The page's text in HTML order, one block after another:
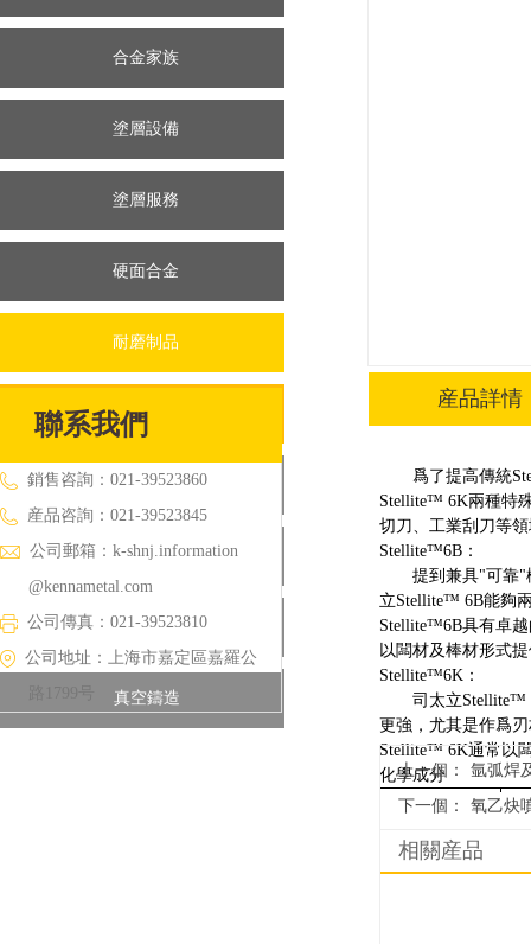
合金家族
塗層設備
塗層服務
硬面合金
耐磨制品
鍛造産品
粉末冶金
精密鑄造
離心鑄造
真空鑄造
爲了提高傳統
Stellite™ 6K兩種特
切刀、工業刮刀等
Stellite™6B：
提到兼具"可靠"
立Stellite™ 6B能夠
Stellite™6B具有卓
以闆材及棒材形式
Stellite™6K：
司太立Stellite™
更強，尤其是作爲
Stellite™ 6K通常以
化學成分
産品
Stellite6B
産品詳情
聯系我們
銷售咨詢：021-39523860
産品咨詢：021-39523845
公司郵箱： k-shnj.information
@kennametal.com
公司傳真：021-39523810
公司地址：上海市嘉定區嘉羅公
相關産品
氩弧焊
上一個：
氧乙炔
下一個：